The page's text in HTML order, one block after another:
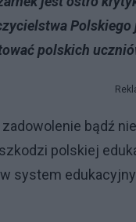
polskich
bądź
polskiej
system